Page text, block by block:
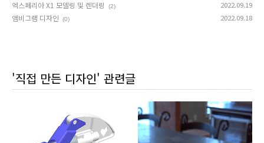
엑스페리아 X1 모델링 및 렌더링 (2) 2022.09.19
앰비그램 디자인 (0) 2022.09.18
'직접 만든 디자인' 관련글